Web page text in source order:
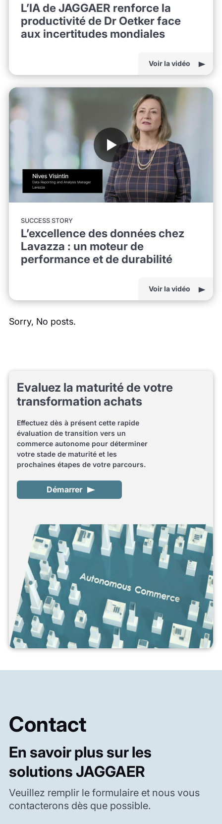
L’IA de JAGGAER renforce la
productivité de Dr Oetker face
aux incertitudes mondiales
Voir la vidéo
SUCCESS STORY
L’excellence des données chez
Lavazza : un moteur de
performance et de durabilité
Voir la vidéo
Sorry, No posts.
Evaluez la maturité de votre
transformation achats
Effectuez dès à présent cette rapide
évaluation de transition vers un
commerce autonome pour déterminer
votre stade de maturité et les
prochaines étapes de votre parcours.
Démarrer
Contact
En savoir plus sur les
solutions JAGGAER
Veuillez remplir le formulaire et nous vous
contacterons dès que possible.